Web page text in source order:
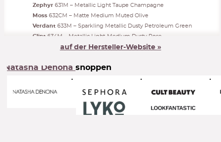
10% auf Lieblingsmarke
für UNLIMITED-Kunden (kostenlos)
Zephyr631M – Metallic Light Taupe Champagne
Moss632CM – Matte Medium Muted Olive
Verdant633M – Sparkling Metallic Dusty Petroleum Green
Glint634M – Metallic Light-Medium Dusty Rose
auf der Hersteller-Website »
Natasha Denona shoppen